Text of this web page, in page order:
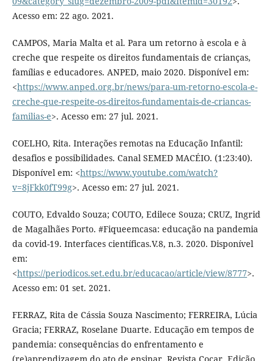
Acesso em: 22 ago. 2021.
CAMPOS, Maria Malta et al. Para um retorno à escola e à
creche que respeite os direitos fundamentais de crianças,
famílias e educadores. ANPED, maio 2020. Disponível em:
<https://www.anped.org.br/news/para-um-retorno-escola-e-
creche-que-respeite-os-direitos-fundamentais-de-criancas-
familias-e>. Acesso em: 27 jul. 2021.
COELHO, Rita. Interações remotas na Educação Infantil:
desafios e possibilidades. Canal SEMED MACÉIO. (1:23:40).
Disponível em: <https://www.youtube.com/watch?
v=8jFkk0fT99g>. Acesso em: 27 jul. 2021.
COUTO, Edvaldo Souza; COUTO, Edilece Souza; CRUZ, Ingrid
de Magalhães Porto. #Fiqueemcasa: educação na pandemia
da covid-19. Interfaces científicas.V.8, n.3. 2020. Disponível
em:
<https://periodicos.set.edu.br/educacao/article/view/8777>.
Acesso em: 01 set. 2021.
FERRAZ, Rita de Cássia Souza Nascimento; FERREIRA, Lúcia
Gracia; FERRAZ, Roselane Duarte. Educação em tempos de
pandemia: consequências do enfrentamento e